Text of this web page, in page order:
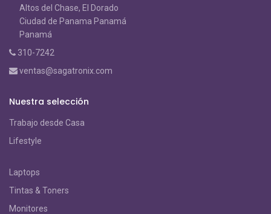
Altos del Chase, El Dorado
Ciudad de Panama Panamá
Panamá
310-7242
ventas@sagatronix.com
Nuestra selección
Trabajo desde Casa
Lifestyle
Laptops
Tintas & Toners
Monitores